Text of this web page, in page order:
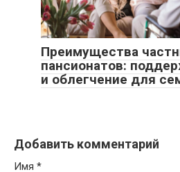
Преимущества
пансионатов:
и облегчение для
Добавить комментарий
Имя *